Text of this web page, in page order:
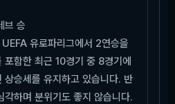
브 승
유로파리그에서 2연승을
포함한 최근 10경기 중 8경기에
상승세를 유지하고 있습니다. 반
각하며 분위기도 좋지 않습니다.